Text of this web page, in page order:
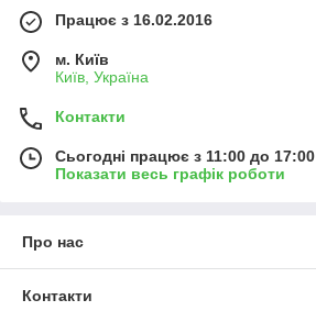
Працює з 16.02.2016
м. Київ
Київ, Україна
Контакти
Сьогодні працює з 11:00 до 17:00
Показати весь графік роботи
Про нас
Контакти